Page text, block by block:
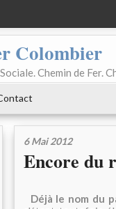
Colombier
Chemin de Fer.
6 Mai 2012
Encore du
Déjà le nom du